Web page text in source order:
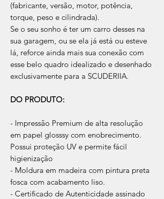
(fabricante, versão, motor, potência,
torque, peso e cilindrada).
Se o seu sonho é ter um carro desses na
sua garagem, ou se ela já está ou esteve
lá, reforce ainda mais sua conexão com
esse belo quadro idealizado e desenhado
exclusivamente para a SCUDERIIA.
DO PRODUTO:
- Impressão Premium de alta resolução
em papel glosssy com enobrecimento.
Possui proteção UV e permite fácil
higienização
- Moldura em madeira com pintura preta
fosca com acabamento liso.
- Certificado de Autenticidade assinado